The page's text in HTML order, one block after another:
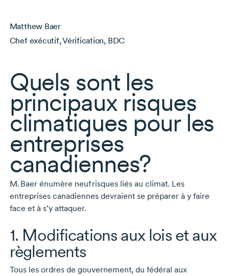
Matthew Baer
Chef exécutif, Vérification, BDC
Quels sont les
principaux risques
climatiques pour les
entreprises
canadiennes?
M. Baerénumère neuf risques liés au climat. Les
entreprises canadiennes devraient se préparer à y faire
face et à s’y attaquer.
1. Modifications aux lois et aux
règlements
Tous les ordres de gouvernement, du fédéral aux